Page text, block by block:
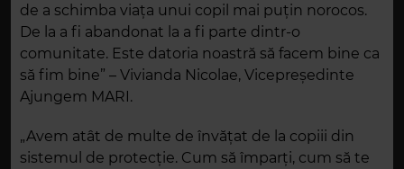
de a schimba viața unui copil mai puțin norocos.
De la a fi abandonat la a fi parte dintr-o
comunitate. Este datoria noastră să facem bine ca
să fim bine” – Vivianda Nicolae, Vicepreședinte
Ajungem MARI.
„Avem atât de multe de învățat de la copiii din
sistemul de protecție. Cum să împarți, cum să te